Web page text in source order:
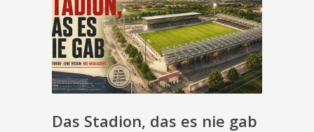
Das Stadion, das es nie gab